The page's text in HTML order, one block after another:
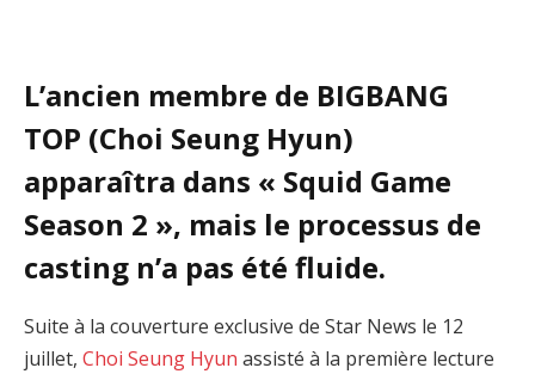
L’ancien membre de BIGBANG
TOP (Choi Seung Hyun)
apparaîtra dans « Squid Game
Season 2 », mais le processus de
casting n’a pas été fluide.
Suite à la couverture exclusive de Star News le 12
juillet, Choi Seung Hyun assisté à la première lecture